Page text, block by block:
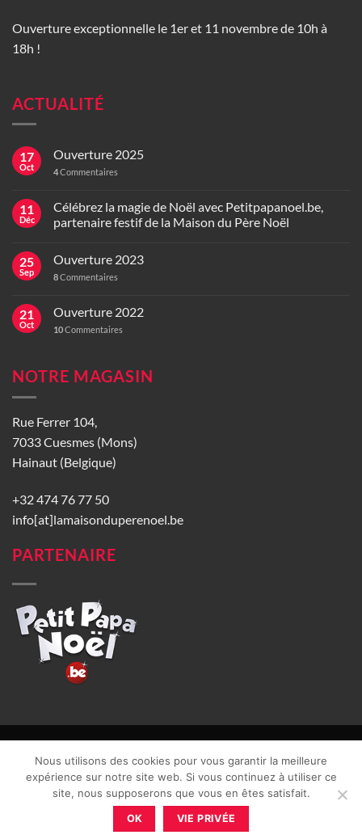
Ouverture exceptionnelle le 1er et 11 novembre de 10h à
18h !
ACTUALITÉ
17
Oct
Ouverture 2025
4Commentaires
11
Déc
Célébrez la magie de Noël avec Petitpapanoel.be,
partenaire festif de la Maison du Père Noël
25
Sep
Ouverture 2023
8Commentaires
21
Oct
Ouverture 2022
10Commentaires
NOTRE MAGASIN
Rue Ferrer 104,
7033 Cuesmes (Mons)
Hainaut (Belgique)
+32 474 76 77 50
info[at]lamaisonduperenoel.be
PARTENAIRE
CGU| Vie privée| TVA : BE0840965749 | Site web réalisé par
Nous utilisons des cookies pour vous garantir la meilleure
expérience sur notre site web. Si vous continuez à utiliser ce
site, nous supposerons que vous en êtes satisfait.
OK VIE PRIVÉE